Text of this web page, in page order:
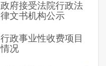
政府接受法院行政法
律文书机构公示
行政事业性收费项目
情况